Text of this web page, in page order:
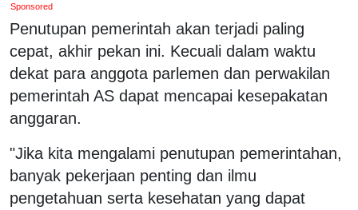
Sponsored
Penutupan pemerintah akan terjadi paling
cepat, akhir pekan ini. Kecuali dalam waktu
dekat para anggota parlemen dan perwakilan
pemerintah AS dapat mencapai kesepakatan
anggaran.
"Jika kita mengalami penutupan pemerintahan,
banyak pekerjaan penting dan ilmu
pengetahuan serta kesehatan yang dapat